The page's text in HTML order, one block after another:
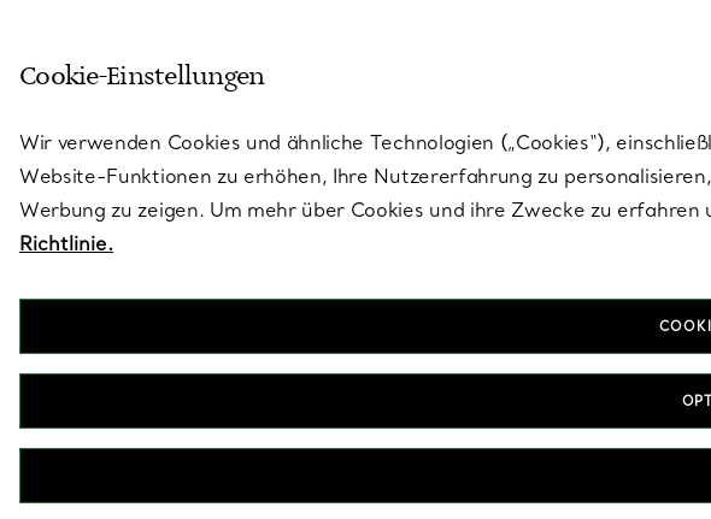
Cookie-Einstellungen
Wir verwenden Cookies und ähnliche Technologien („Cookies“),
Website-Funktionen zu erhöhen, Ihre Nutzererfahrung zu
Werbung zu zeigen. Um mehr über Cookies und ihre Zwecke zu
Richtlinie.